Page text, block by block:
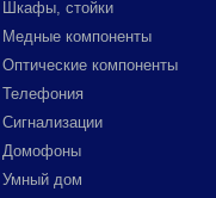
Шкафы, стойки
Медные компоненты
Оптические компоненты
Телефония
Сигнализации
Домофоны
Умный дом